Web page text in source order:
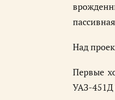
Над
Первые
УАЗ-451Д